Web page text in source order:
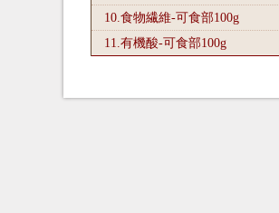
10.食物繊維-可食部100g
11.有機酸-可食部100g